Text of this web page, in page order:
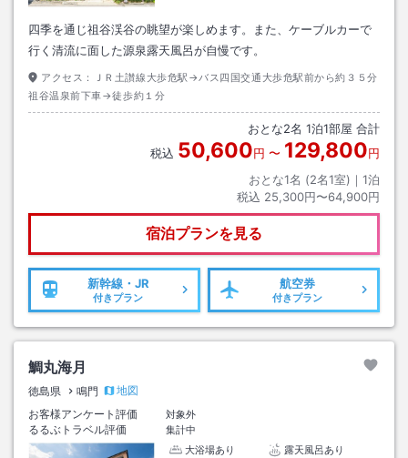
四季を通じ祖谷渓谷の眺望が楽しめます。また、ケーブルカーで
行く清流に面した源泉露天風呂が自慢です。
アクセス：
ＪＲ土讃線大歩危駅→バス四国交通大歩危駅前から約３５分
祖谷温泉前下車→徒歩約１分
おとな2名 1泊1部屋 合計
税込 50,600円 〜 129,800円
おとな1名 (2名1室)｜ 1泊
税込 25,300円〜64,900円
宿泊プランを見る
新幹線・JR
付きプラン
航空券
付きプラン
鯛丸海月
徳島県 鳴門
地図
お客様アンケート評価
対象外
るるぶトラベル評価
集計中
大浴場あり
露天風呂あり